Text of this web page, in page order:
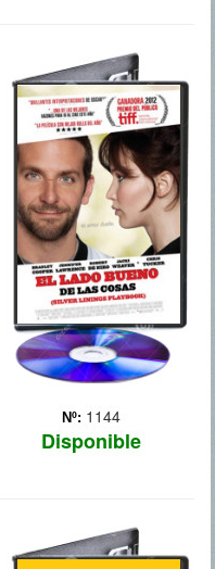
Nº: 1144
Disponible
EL LADO
BUENO DE LAS
COSAS
Tras pasar ocho meses en
una institución mental por
agredir al amante de su
mujer, Pat (Bradley
Cooper) vuelve con lo
puesto a vivir en casa de
sus padres (Robert De Niro
y Jacki Weaver). De... Más